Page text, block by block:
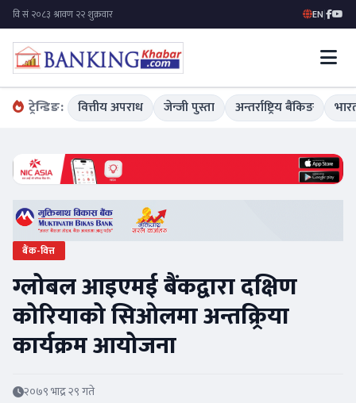
EN|
ट्रेन्डिङ: वित्तीय अपराध जेन्जी पुस्ता अन्तर्राष्ट्रिय बैंकिङ
बैंक-वित्त
ग्लोबल आइएमई बैंकद्वारा दक्षिण
कोरियाको सिओलमा अन्तक्र्रिया
कार्यक्रम आयोजना
२०७९ भाद्र २९ गते